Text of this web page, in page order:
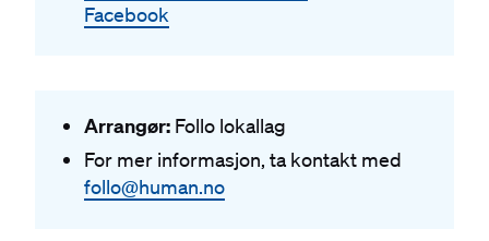
Facebook
Arrangør:Follo lokallag
For mer informasjon, ta kontakt med
follo@human.no